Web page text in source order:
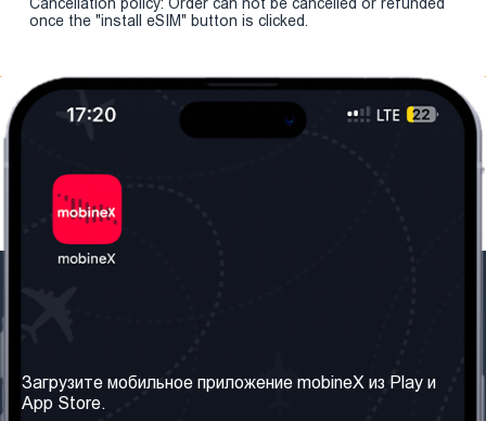
once the "install eSIM" button is clicked.
Наши сервисы
Правила и Условия
Загрузите мобильное приложение mobineX из Play и
App Store.